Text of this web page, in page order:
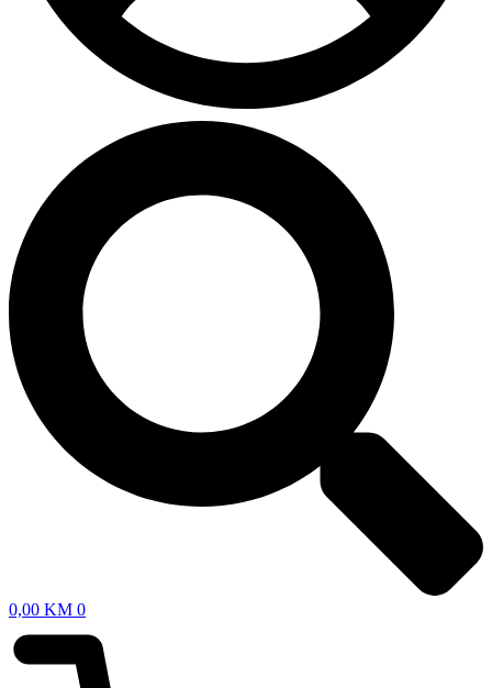
0,00 KM 0